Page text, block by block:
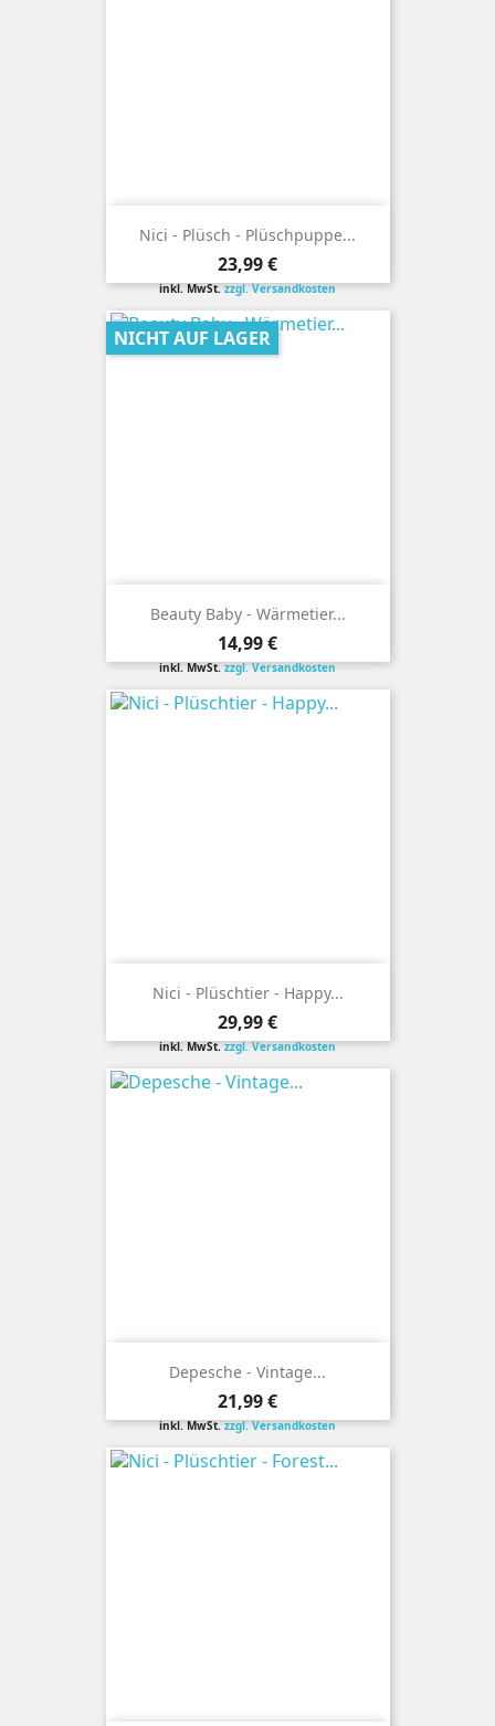
Nici - Plüsch - Plüschpuppe...
Preis
23,99 €
inkl. MwSt.zzgl. Versandkosten
Beauty Baby - Wärmetier...
Preis
14,99 €
inkl. MwSt.zzgl. Versandkosten
NICHT AUF LAGER
Nici - Plüschtier - Happy...
Preis
29,99 €
inkl. MwSt.zzgl. Versandkosten
Depesche - Vintage...
Preis
21,99 €
inkl. MwSt.zzgl. Versandkosten